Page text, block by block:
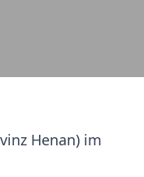
Henan) im